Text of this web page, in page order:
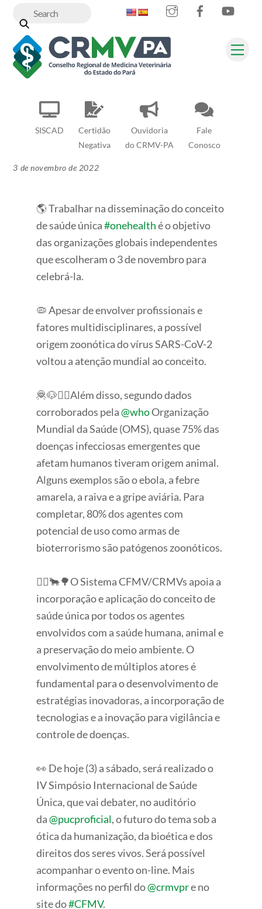
content
SISCAD
Certidão
Negativa
Ouvidoria
do CRMV-PA
Fale
Conosco
InstagramFacebook
3 de novembro de 2022
🌎 Trabalhar na disseminação do conceito
de saúde única#onehealthé o objetivo
das organizações globais independentes
que escolheram o 3 de novembro para
celebrá-la.
🦠 Apesar de envolver profissionais e
fatores multidisciplinares, a possível
origem zoonótica do vírus SARS-CoV-2
voltou a atenção mundial ao conceito.
🦧🐶🙎‍♂️Além disso, segundo dados
corroborados pela@whoOrganização
Mundial da Saúde (OMS), quase 75% das
doenças infecciosas emergentes que
afetam humanos tiveram origem animal.
Alguns exemplos são o ebola, a febre
amarela, a raiva e a gripe aviária. Para
completar, 80% dos agentes com
potencial de uso como armas de
bioterrorismo são patógenos zoonóticos.
🙎‍♀️🐂🌳O Sistema CFMV/CRMVs apoia a
incorporação e aplicação do conceito de
saúde única por todos os agentes
envolvidos com a saúde humana, animal e
a preservação do meio ambiente. O
envolvimento de múltiplos atores é
fundamental para o desenvolvimento de
estratégias inovadoras, a incorporação de
tecnologias e a inovação para vigilância e
controle de doenças.
👀 De hoje (3) a sábado, será realizado o
IV Simpósio Internacional de Saúde
Única, que vai debater, no auditório
da@pucproficial, o futuro do tema sob a
ótica da humanização, da bioética e dos
direitos dos seres vivos. Será possível
acompanhar o evento on-line. Mais
informações no perfil do@crmvpre no
site do#CFMV.